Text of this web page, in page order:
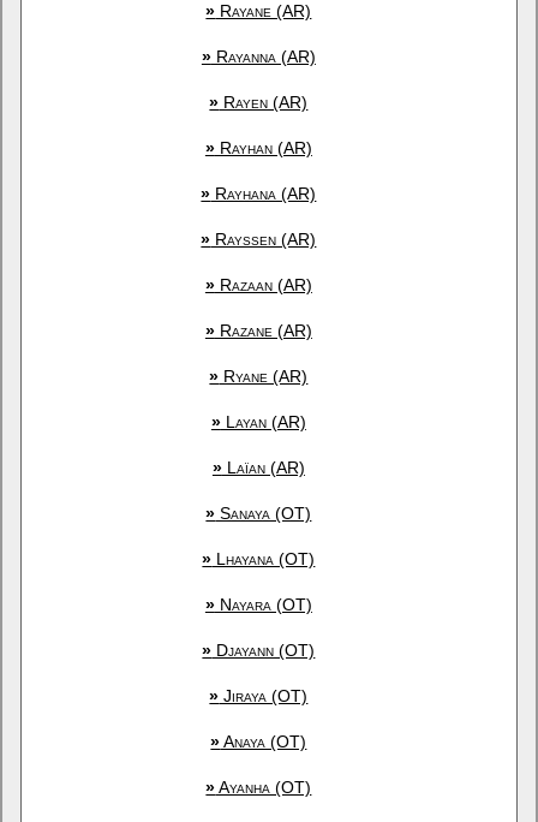
» Rayane (AR)
»Rayanna (AR)
» Rayen (AR)
»Rayhan (AR)
» Rayhana (AR)
» Rayssen (AR)
»Razaan (AR)
»Razane (AR)
» Ryane (AR)
»Layan (AR)
»Laïan (AR)
» Sanaya (OT)
» Lhayana (OT)
»Nayara (OT)
» Djayann (OT)
» Jiraya (OT)
»Anaya (OT)
»Ayanha (OT)